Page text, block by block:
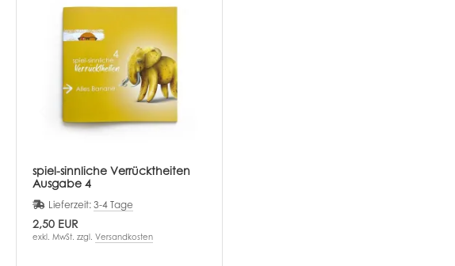
spiel-sinnliche Verrücktheiten
Ausgabe 4
Lieferzeit: 3-4 Tage
2,50 EUR
exkl. MwSt. zzgl. Versandkosten